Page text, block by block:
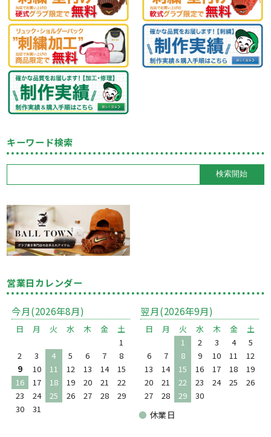
キーワード検索
営業日カレンダー
今月(2026年8月)
日 月 火 水 木 金
土
1
2
3 4 5 6 7
8
9
10 11 12 13 14
15
16
17 18 19 20 21
22
23
24 25 26 27 28
29
30
31
翌月(2026年9月)
日 月 火 水 木 金
土
1
2 3 4
5
6
7 8 9 10 11
12
13
14 15 16 17 18
19
20
21 22 23 24 25
26
27
28 29 30
● 休業日